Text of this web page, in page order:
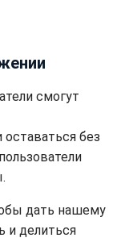
смогут
без
дать нашему
и делиться